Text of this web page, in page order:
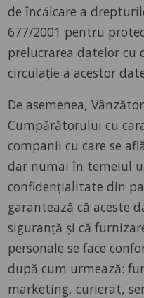
de încălcare a
677/2001 pentru
prelucrarea datelor cu
circulație a acestor
De asemenea,
Cumpărătorului cu
companii cu care se
dar numai în temeiul
confidențialitate din
garantează că aceste
siguranță și că
personale se face
după cum urmează:
marketing, curierat,